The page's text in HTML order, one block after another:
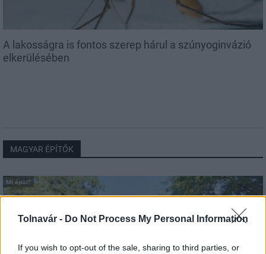
Tolnavár - Do Not Process My Personal Information
If you wish to opt-out of the sale, sharing to third parties, or
A lakosságra is fontos szerep hárul a szúnyoginvázió
elkerülésében
MAGYAR ÉPÍTŐK
Mi épül?